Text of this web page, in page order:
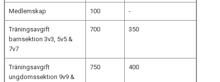
Medlemskap 100 -
Träningsavgift
barnsektion 3v3, 5v5 &
7v7
700 350
Träningsavgift
ungdomssektion 9v9 &
750 400